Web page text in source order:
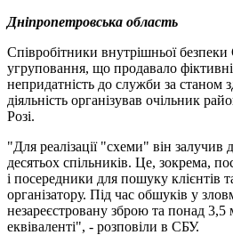
Дніпропетровська область
Співробітники внутрішньої
угруповання, що продавало
непридатність до служби за станом
діяльність організував очільник
Розі.
"Для реалізації "схеми" він залучив
десятьох спільників. Це, зокрема,
і посередники для пошуку клієнтів
організатору. Під час обшуків у
незареєстровану зброю та понад
еквіваленті", - розповіли в СБУ.